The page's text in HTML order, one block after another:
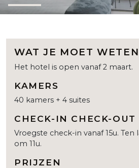
WAT JE MOET WETEN
Het hotel is open vanaf 2 maart.
KAMERS
40 kamers + 4 suites
CHECK-IN CHECK-OUT
Vroegste check-in vanaf 15u. Ten
om 11u.
PRIJZEN